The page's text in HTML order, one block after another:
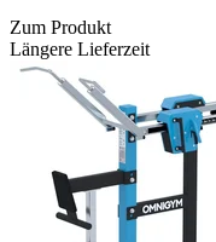
Zum Produkt
Längere Lieferzeit